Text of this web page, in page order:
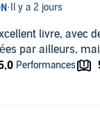
livre, avec
par ailleurs,